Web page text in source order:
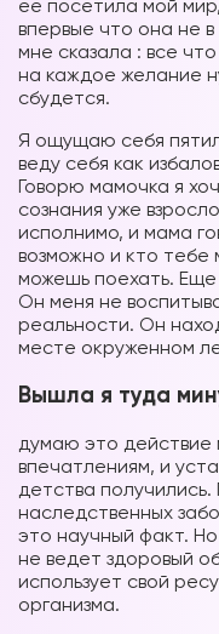
ее посетила мой
впервые что она не
мне сказала : все
на каждое желание
сбудется.
Я ощущаю себя
веду себя как
Говорю мамочка я
сознания уже
исполнимо, и мама
возможно и кто
можешь поехать.
Он меня не
реальности. Он
месте окруженном
Вышла я туда
думаю это действие
впечатлениям, и
детства получились.
наследственных
это научный факт.
не ведет здоровый
использует свой
организма.